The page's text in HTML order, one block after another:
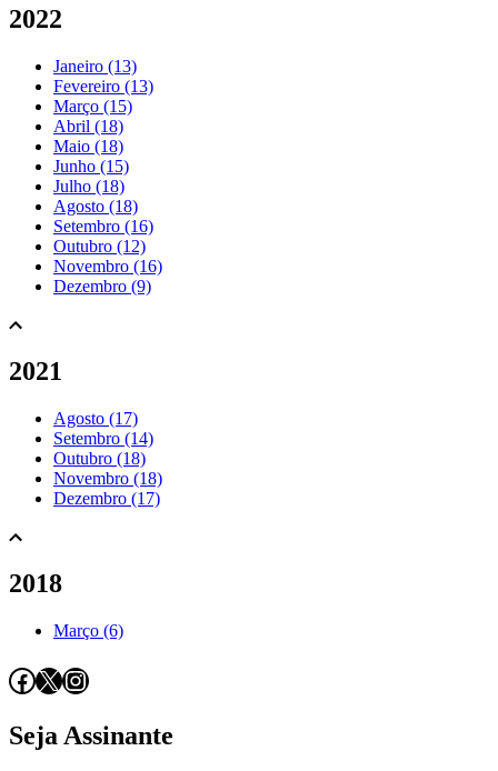
2022
Janeiro (13)
Fevereiro (13)
Março (15)
Abril (18)
Maio (18)
Junho (15)
Julho (18)
Agosto (18)
Setembro (16)
Outubro (12)
Novembro (16)
Dezembro (9)
2021
Agosto (17)
Setembro (14)
Outubro (18)
Novembro (18)
Dezembro (17)
2018
Março (6)
Facebook
X Instagram
Seja Assinante